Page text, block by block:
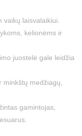
laisvalaikiui.
kelionėms ir
juostelė gale leidžia
medžiagų,
gamintojas,